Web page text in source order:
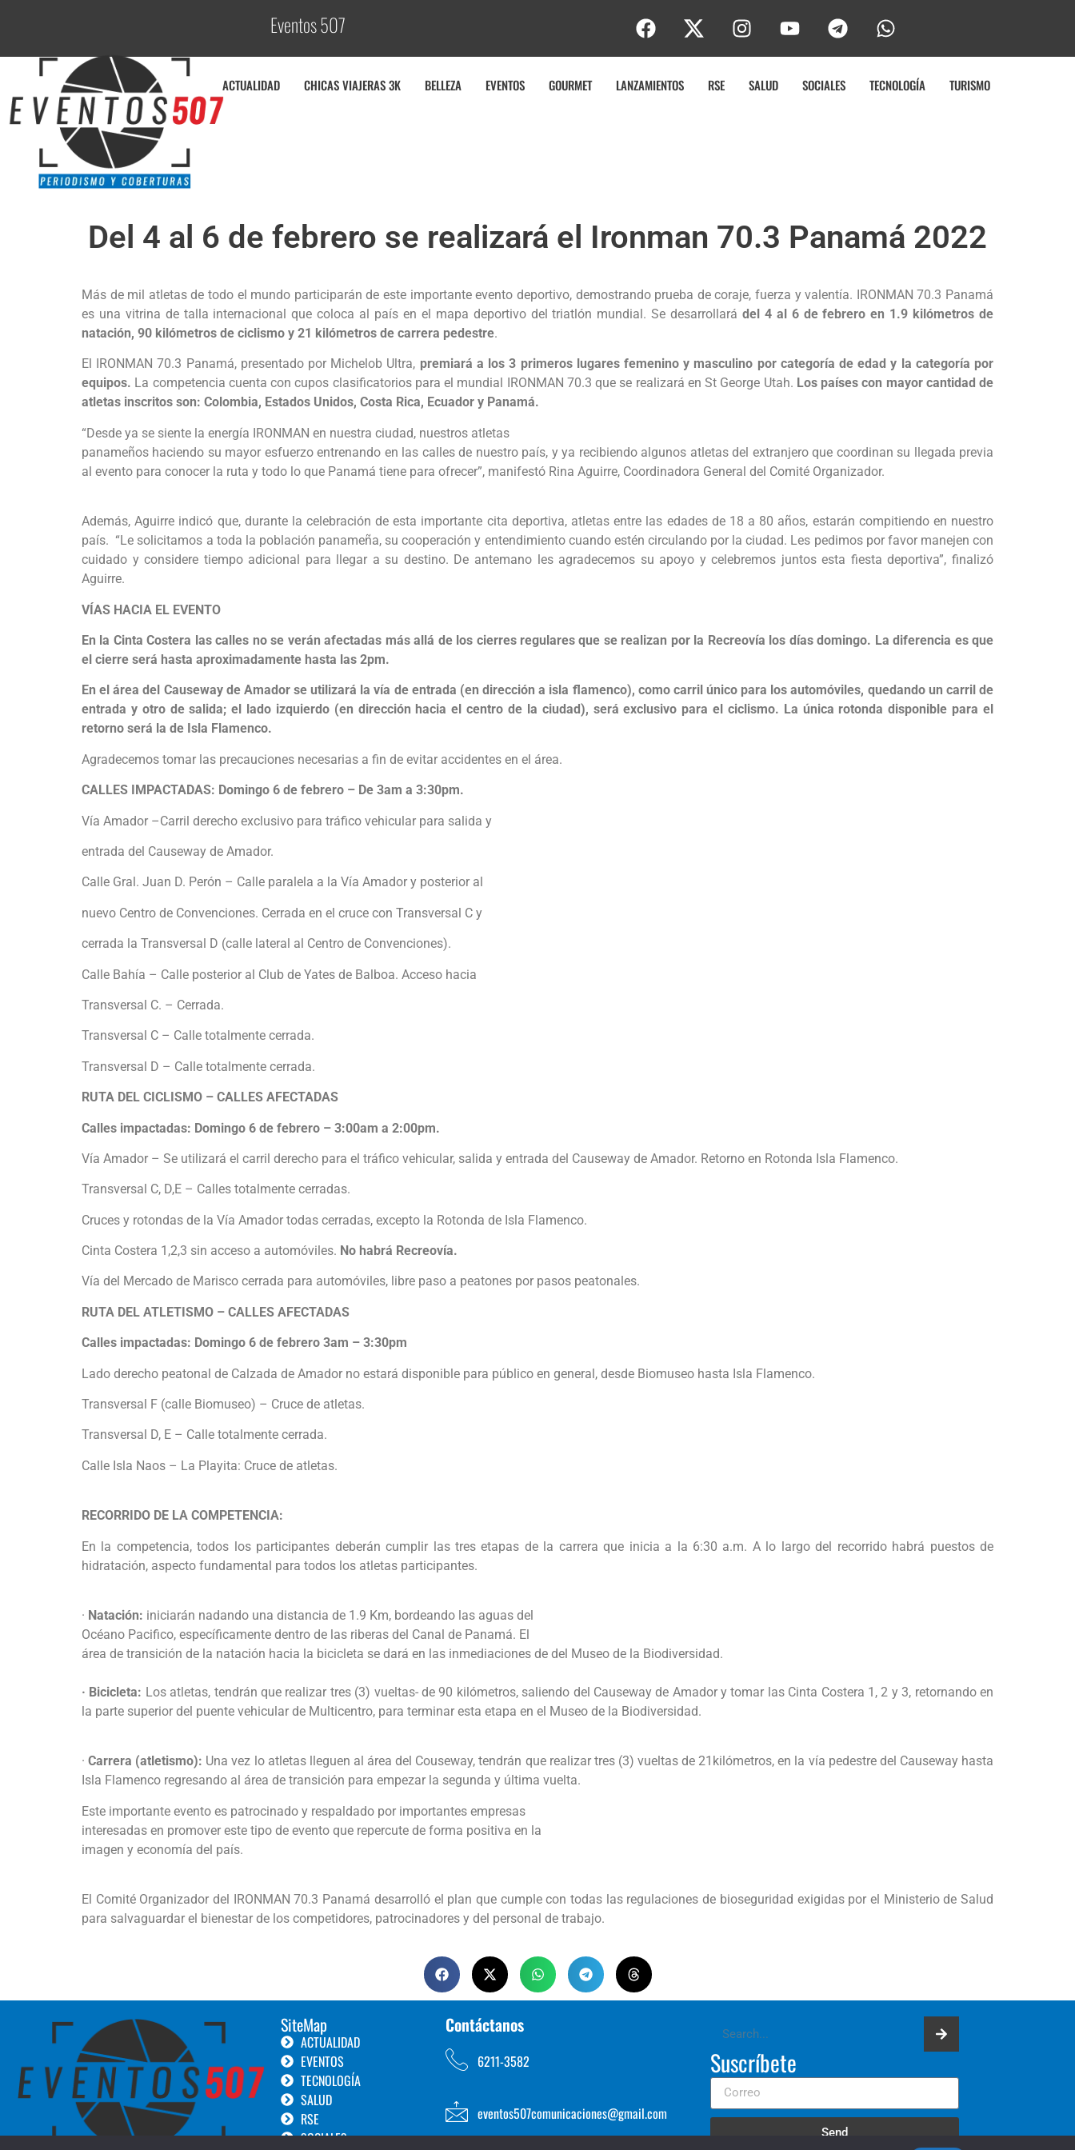
Eventos 507Co
ACTUALIDAD CHICAS VIAJERAS 3K BELLEZA EVENTOS GOURMET LANZAMIENTOS RSE SALUD SOCIALES TECNOLOGÍA TURISMO
Del 4 al 6 de febrero se realizará el Ironman 70.3 Panamá 2022
Más de mil atletas de todo el mundo participarán de este importante evento deportivo, demostrando prueba de coraje, fuerza y valentía. IRONMAN 70.3 Panamá
es una vitrina de talla internacional que coloca al país en el mapa deportivo del triatlón mundial. Se desarrollará del 4 al 6 de febrero en 1.9 kilómetros de
natación, 90 kilómetros de ciclismo y 21 kilómetros de carrera pedestre.
El IRONMAN 70.3 Panamá, presentado por Michelob Ultra, premiará a los 3 primeros lugares femenino y masculino por categoría de edad y la categoría por
equipos. La competencia cuenta con cupos clasificatorios para el mundial IRONMAN 70.3 que se realizará en St George Utah. Los países con mayor cantidad de
atletas inscritos son: Colombia, Estados Unidos, Costa Rica, Ecuador y Panamá.
“Desde ya se siente la energía IRONMAN en nuestra ciudad, nuestros atletas
panameños haciendo su mayor esfuerzo entrenando en las calles de nuestro país, y ya recibiendo algunos atletas del extranjero que coordinan su llegada previa
al evento para conocer la ruta y todo lo que Panamá tiene para ofrecer”, manifestó Rina Aguirre, Coordinadora General del Comité Organizador.
Además, Aguirre indicó que, durante la celebración de esta importante cita deportiva, atletas entre las edades de 18 a 80 años, estarán compitiendo en nuestro
país. “Le solicitamos a toda la población panameña, su cooperación y entendimiento cuando estén circulando por la ciudad. Les pedimos por favor manejen con
cuidado y considere tiempo adicional para llegar a su destino. De antemano les agradecemos su apoyo y celebremos juntos esta fiesta deportiva”, finalizó
Aguirre.
VÍAS HACIA EL EVENTO
En la Cinta Costera las calles no se verán afectadas más allá de los cierres regulares que se realizan por la Recreovía los días domingo. La diferencia es que
el cierre será hasta aproximadamente hasta las 2pm.
En el área del Causeway de Amador se utilizará la vía de entrada (en dirección a isla flamenco), como carril único para los automóviles, quedando un carril de
entrada y otro de salida; el lado izquierdo (en dirección hacia el centro de la ciudad), será exclusivo para el ciclismo. La única rotonda disponible para el
retorno será la de Isla Flamenco.
Agradecemos tomar las precauciones necesarias a fin de evitar accidentes en el área.
CALLES IMPACTADAS: Domingo 6 de febrero – De 3am a 3:30pm.
Vía Amador –Carril derecho exclusivo para tráfico vehicular para salida y
entrada del Causeway de Amador.
Calle Gral. Juan D. Perón – Calle paralela a la Vía Amador y posterior al
nuevo Centro de Convenciones. Cerrada en el cruce con Transversal C y
cerrada la Transversal D (calle lateral al Centro de Convenciones).
Calle Bahía – Calle posterior al Club de Yates de Balboa. Acceso hacia
Transversal C. – Cerrada.
Transversal C – Calle totalmente cerrada.
Transversal D – Calle totalmente cerrada.
RUTA DEL CICLISMO – CALLES AFECTADAS
Calles impactadas: Domingo 6 de febrero – 3:00am a 2:00pm.
Vía Amador – Se utilizará el carril derecho para el tráfico vehicular, salida y entrada del Causeway de Amador. Retorno en Rotonda Isla Flamenco.
Transversal C, D,E – Calles totalmente cerradas.
Cruces y rotondas de la Vía Amador todas cerradas, excepto la Rotonda de Isla Flamenco.
Cinta Costera 1,2,3 sin acceso a automóviles. No habrá Recreovía.
Vía del Mercado de Marisco cerrada para automóviles, libre paso a peatones por pasos peatonales.
RUTA DEL ATLETISMO – CALLES AFECTADAS
Calles impactadas: Domingo 6 de febrero 3am – 3:30pm
Lado derecho peatonal de Calzada de Amador no estará disponible para público en general, desde Biomuseo hasta Isla Flamenco.
Transversal F (calle Biomuseo) – Cruce de atletas.
Transversal D, E – Calle totalmente cerrada.
Calle Isla Naos – La Playita: Cruce de atletas.
RECORRIDO DE LA COMPETENCIA:
En la competencia, todos los participantes deberán cumplir las tres etapas de la carrera que inicia a la 6:30 a.m. A lo largo del recorrido habrá puestos de
hidratación, aspecto fundamental para todos los atletas participantes.
· Natación: iniciarán nadando una distancia de 1.9 Km, bordeando las aguas del
Océano Pacifico, específicamente dentro de las riberas del Canal de Panamá. El
área de transición de la natación hacia la bicicleta se dará en las inmediaciones de del Museo de la Biodiversidad.
· Bicicleta: Los atletas, tendrán que realizar tres (3) vueltas- de 90 kilómetros, saliendo del Causeway de Amador y tomar las Cinta Costera 1, 2 y 3, retornando en
la parte superior del puente vehicular de Multicentro, para terminar esta etapa en el Museo de la Biodiversidad.
·Carrera (atletismo): Una vez lo atletas lleguen al área del Couseway, tendrán que realizar tres (3) vueltas de 21kilómetros, en la vía pedestre del Causeway hasta
Isla Flamenco regresando al área de transición para empezar la segunda y última vuelta.
Este importante evento es patrocinado y respaldado por importantes empresas
interesadas en promover este tipo de evento que repercute de forma positiva en la
imagen y economía del país.
El Comité Organizador del IRONMAN 70.3 Panamá desarrolló el plan que cumple con todas las regulaciones de bioseguridad exigidas por el Ministerio de Salud
para salvaguardar el bienestar de los competidores, patrocinadores y del personal de trabajo.
SiteMap
ACTUALIDAD
EVENTOS
TECNOLOGÍA
SALUD
RSE
SOCIALES
Contáctanos
6211-3582
eventos507comunicaciones@gmail.com
Suscríbete
Send